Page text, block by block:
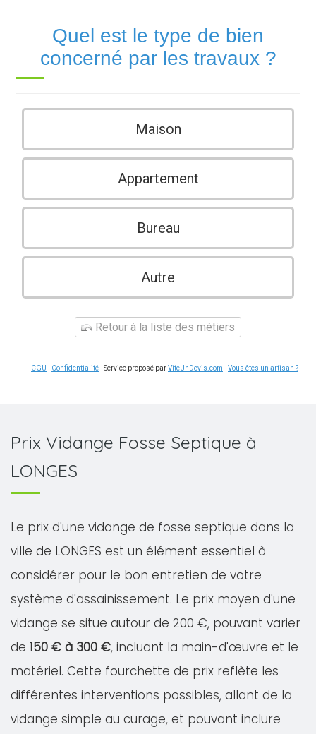
Quel est le type de bien
concerné par les travaux ?
Maison
Appartement
Bureau
Autre
Retour à la liste des métiers
CGU - Confidentialité- Service proposé parViteUnDevis.com -Vous êtes un artisan ?
Prix Vidange Fosse Septique à
LONGES
Le prix d'une vidange de fosse septique dans la
ville de LONGES est un élément essentiel à
considérer pour le bon entretien de votre
système d'assainissement. Le prix moyen d'une
vidange se situe autour de 200 €, pouvant varier
de 150 € à 300 €, incluant la main-d'œuvre et le
matériel. Cette fourchette de prix reflète les
différentes interventions possibles, allant de la
vidange simple au curage, et pouvant inclure